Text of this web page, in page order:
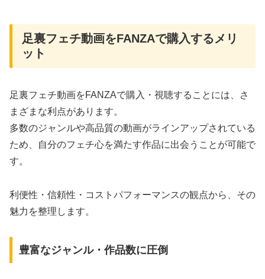
足裏フェチ動画をFANZAで購入するメリ
ット
足裏フェチ動画をFANZAで購入・視聴することには、さ
まざまな利点があります。
多数のジャンルや高品質の動画がラインアップされている
ため、自分のフェチ心を満たす作品に出会うことが可能で
す。
利便性・信頼性・コストパフォーマンスの観点から、その
魅力を整理します。
豊富なジャンル・作品数に圧倒